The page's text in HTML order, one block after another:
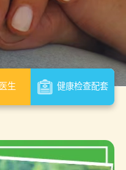
生 健康检查配套